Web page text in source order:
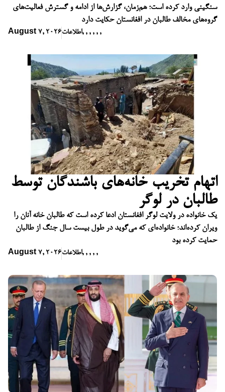
سنگینی وارد کرده است؛ هم‌زمان، گزارش‌ها از ادامه و گسترش فعالیت‌های
گروه‌های مخالف طالبان در افغانستان حکایت دارد
August 7, 2026اطلاعات, , , , , ,
اتهام تخریب خانه‌های باشندگان توسط
طالبان در لوگر
یک خانواده در ولایت لوگر افغانستان ادعا کرده است که طالبان خانه آنان را
ویران کرده‌اند؛ خانواده‌ای که می‌گوید در طول بیست سال جنگ از طالبان
حمایت کرده بود
August 7, 2026اطلاعات, , , , ,